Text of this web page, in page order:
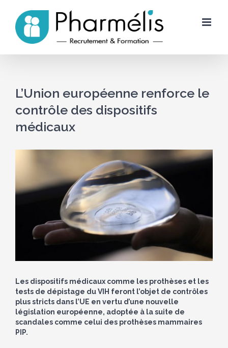
content
L’Union européenne renforce le
contrôle des dispositifs
médicaux
agrandie
Les dispositifs médicaux comme les prothèses et les
tests de dépistage du VIH feront l’objet de contrôles
plus stricts dans l’UE en vertu d’une nouvelle
législation européenne, adoptée à la suite de
scandales comme celui des prothèses mammaires
PIP.